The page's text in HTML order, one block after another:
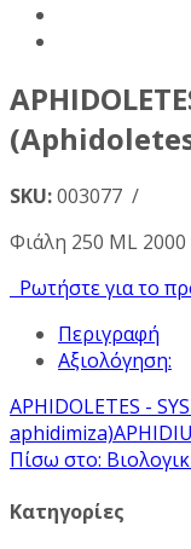
SKU:003077 /
Φιάλη 250 ML
Ρωτήστε για το
Περιγραφή
Αξιολόγηση:
APHIDOLETES -
aphidimiza)
Πίσω στο:
Κατηγορίες